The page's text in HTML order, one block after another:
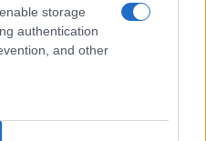
storage
authentication
and other